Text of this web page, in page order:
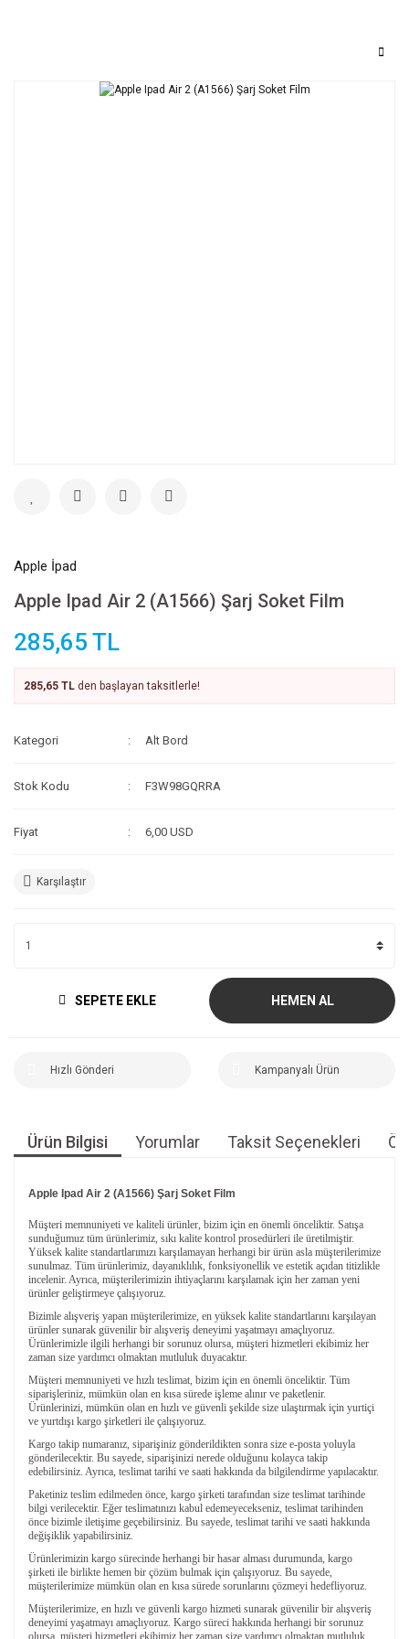
Apple İpad
Apple Ipad Air 2 (A1566) Şarj Soket Film
285,65 TL
285,65 TL den başlayan taksitlerle!
Kategori Alt Bord
Stok Kodu F3W98GQRRA
Fiyat 6,00 USD
Karşılaştır
SEPETE EKLE HEMEN AL
Hızlı Gönderi Kampanyalı Ürün
Ürün Bilgisi Yorumlar Taksit Seçenekleri
Apple Ipad Air 2 (A1566) Şarj Soket Film
Müşteri memnuniyeti ve kaliteli ürünler, bizim için en önemli önceliktir. Satışa
sunduğumuz tüm ürünlerimiz, sıkı kalite kontrol prosedürleri ile üretilmiştir.
Yüksek kalite standartlarımızı karşılamayan herhangi bir ürün asla müşterilerimize
sunulmaz. Tüm ürünlerimiz, dayanıklılık, fonksiyonellik ve estetik açıdan titizlikle
incelenir. Ayrıca, müşterilerimizin ihtiyaçlarını karşılamak için her zaman yeni
ürünler geliştirmeye çalışıyoruz.
Bizimle alışveriş yapan müşterilerimize, en yüksek kalite standartlarını karşılayan
ürünler sunarak güvenilir bir alışveriş deneyimi yaşatmayı amaçlıyoruz.
Ürünlerimizle ilgili herhangi bir sorunuz olursa, müşteri hizmetleri ekibimiz her
zaman size yardımcı olmaktan mutluluk duyacaktır.
Müşteri memnuniyeti ve hızlı teslimat, bizim için en önemli önceliktir. Tüm
siparişleriniz, mümkün olan en kısa sürede işleme alınır ve paketlenir.
Ürünlerinizi, mümkün olan en hızlı ve güvenli şekilde size ulaştırmak için yurtiçi
ve yurtdışı kargo şirketleri ile çalışıyoruz.
Kargo takip numaranız, siparişiniz gönderildikten sonra size e-posta yoluyla
gönderilecektir. Bu sayede, siparişinizi nerede olduğunu kolayca takip
edebilirsiniz. Ayrıca, teslimat tarihi ve saati hakkında da bilgilendirme yapılacaktır.
Paketiniz teslim edilmeden önce, kargo şirketi tarafından size teslimat tarihinde
bilgi verilecektir. Eğer teslimatınızı kabul edemeyecekseniz, teslimat tarihinden
önce bizimle iletişime geçebilirsiniz. Bu sayede, teslimat tarihi ve saati hakkında
değişiklik yapabilirsiniz.
Ürünlerimizin kargo sürecinde herhangi bir hasar alması durumunda, kargo
şirketi ile birlikte hemen bir çözüm bulmak için çalışıyoruz. Bu sayede,
müşterilerimize mümkün olan en kısa sürede sorunlarını çözmeyi hedefliyoruz.
Müşterilerimize, en hızlı ve güvenli kargo hizmeti sunarak güvenilir bir alışveriş
deneyimi yaşatmayı amaçlıyoruz. Kargo süreci hakkında herhangi bir sorunuz
olursa, müşteri hizmetleri ekibimiz her zaman size yardımcı olmaktan mutluluk